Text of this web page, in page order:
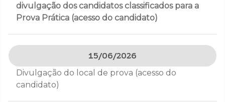
divulgação dos candidatos classificados para a
Prova Prática (acesso do candidato)
15/06/2026
Divulgação do local de prova (acesso do
candidato)